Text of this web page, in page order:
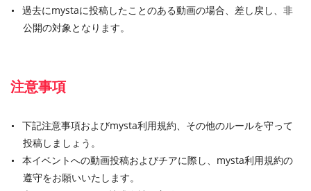
過去にmystaに投稿したことのある動画の場合、差し戻し、非
公開の対象となります。
注意事項
下記注意事項およびmysta利用規約、その他のルールを守って
投稿しましょう。
本イベントへの動画投稿およびチアに際し、mysta利用規約の
遵守をお願いいたします。